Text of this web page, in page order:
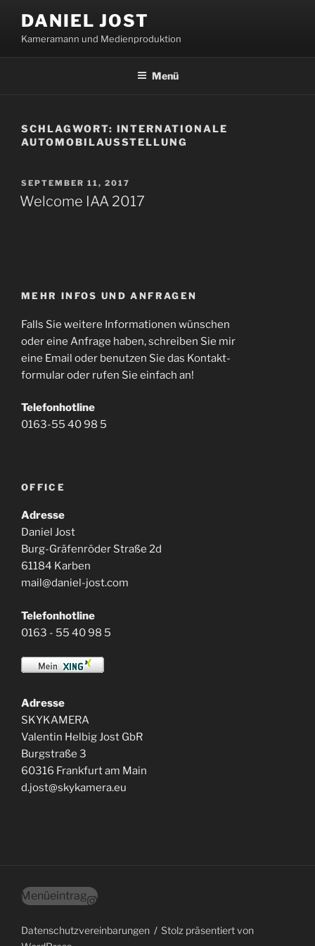
Inhalt
springen
DANIEL JOST
Kameramann und Medienproduktion
Menü
SCHLAGWORT: INTERNATIONALE
AUTOMOBILAUSSTELLUNG
VERÖFFENTLICHT
AM
SEPTEMBER 11, 2017
Welcome IAA 2017
MEHR INFOS UND ANFRAGEN
Falls Sie weitere Informationen wünschen
oder eine Anfrage haben, schreiben Sie mir
eine Email oder benutzen Sie das Kontakt-
formular oder rufen Sie einfach an!
Telefonhotline
0163-55 40 98 5
OFFICE
Adresse
Daniel Jost
Burg-Gräfenröder Straße 2d
61184 Karben
mail@daniel-jost.com
Telefonhotline
0163 - 55 40 98 5
Adresse
SKYKAMERA
Valentin Helbig Jost GbR
Burgstraße 3
60316 Frankfurt am Main
d.jost@skykamera.eu
Menüeintrag
Datenschutzvereinbarungen
Stolz präsentiert von